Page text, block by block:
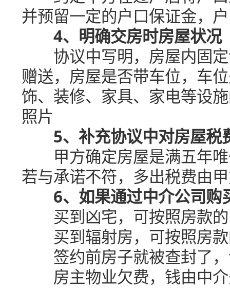
并预留一定的户口保证金，
4、明确交房时房屋状况
协议中写明，房屋内固定
赠送，房屋是否带车位，车
饰、装修、家具、家电等设
照片
5、补充协议中对房屋税
甲方确定房屋是满五年唯
若与承诺不符，多出税费由
6、如果通过中介公司购
买到凶宅，可按照房款的
买到辐射房，可按照房款
签约前房子就被查封了，
房主物业欠费，钱由中介